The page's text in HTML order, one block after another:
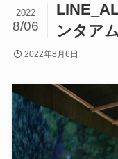
ンタア
2022
8/06
2022年8月6日